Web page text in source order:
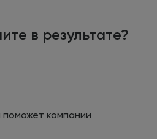
в результате?
компании